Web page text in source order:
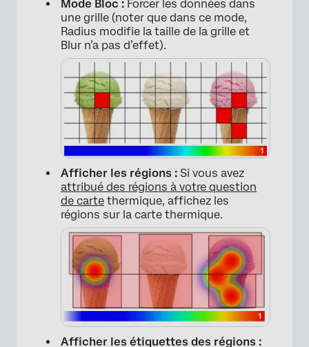
×
Mode Bloc : Forcer les données dans
une grille (noter que dans ce mode,
Radius modifie la taille de la grille et
Blur n’a pas d’effet).
Afficher les régions : Si vous avez
attribué des régions à votre question
de carte thermique, affichez les
régions sur la carte thermique.
Afficher les étiquettes des régions :